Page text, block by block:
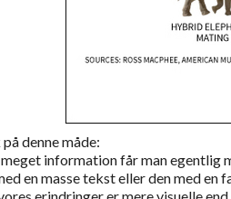
denne måde:
information får man egentlig
en masse tekst eller den med